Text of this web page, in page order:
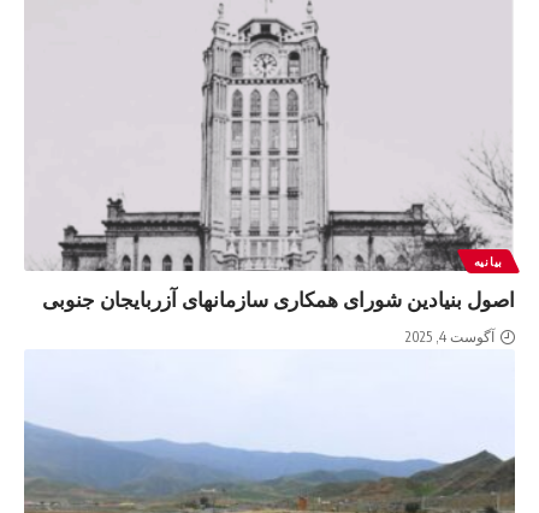
بیانیه
اصول بنیادین شورای همکاری سازمانهای آزربایجان جنوبی
آگوست 4, 2025